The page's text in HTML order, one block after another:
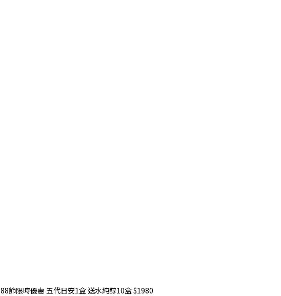
88節限時優惠 五代日安1盒 送水純醇10盒 $1980